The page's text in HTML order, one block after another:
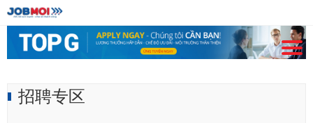
招聘专区